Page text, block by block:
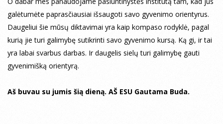
galėtumėte paprasčiausiai išsaugoti savo gyvenimo orientyrus.
Daugeliui šie mūsų diktavimai yra kaip kompaso rodyklė, pagal
kurią jie turi galimybę sutikrinti savo gyvenimo kursą. Ką gi, ir tai
yra labai svarbus darbas. Ir daugelis sielų turi galimybę gauti
gyvenimišką orientyrą.
Aš buvau su jumis šią dieną. AŠ ESU Gautama Buda.